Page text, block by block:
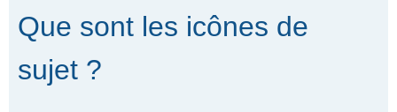
Que sont les icônes de
sujet ?